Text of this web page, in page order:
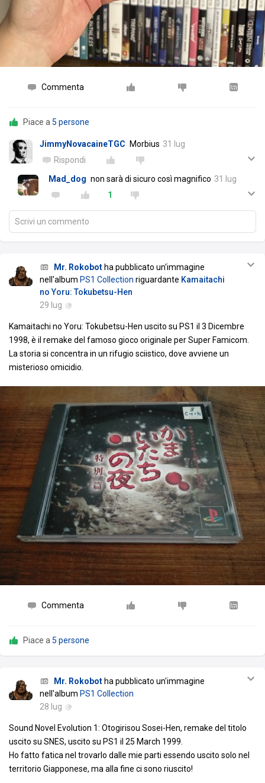
Commenta
Piace a 5 persone
JimmyNovacaineTGC Morbius 31 lug
Rispondi
Mad_dog non sarà di sicuro così magnifico 31 lug
1
Scrivi un commento
Mr. Rokobot ha pubblicato un'immagine
nell'album PS1 Collection riguardante Kamaitachi
no Yoru: Tokubetsu-Hen
29 lug
Kamaitachi no Yoru: Tokubetsu-Hen uscito su PS1 il 3 Dicembre
1998, è il remake del famoso gioco originale per Super Famicom.
La storia si concentra in un rifugio sciistico, dove avviene un
misterioso omicidio.
Commenta
Piace a 5 persone
Mr. Rokobot ha pubblicato un'immagine
nell'album PS1 Collection
28 lug
Sound Novel Evolution 1: Otogirisou Sosei-Hen, remake del titolo
uscito su SNES, uscito su PS1 il 25 March 1999.
Ho fatto fatica nel trovarlo dalle mie parti essendo uscito solo nel
territorio Giapponese, ma alla fine ci sono riuscito!